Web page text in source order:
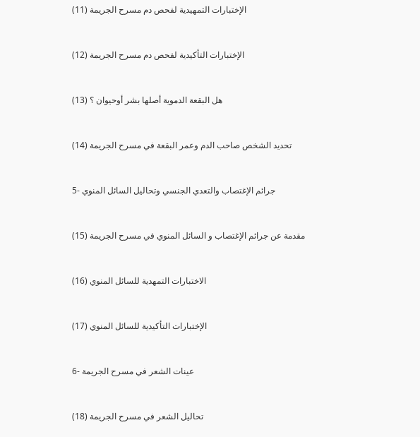
(11) الإختبارات التمهيدية لفحص دم مسرح الجريمة
(12) الإختبارات التأكيدية لفحص دم مسرح الجريمة
(13) هل البقعة الدموية أصلها بشر أوحيوان ؟
(14) تحديد الشخص صاحب الدم وعمر البقعة في مسرح الجريمة
5- جرائم الإغتصاب والتعدي الجنسي وتحاليل السائل المنوي
(15) مقدمة عن جرائم الإغتصاب و السائل المنوي في مسرح الجريمة
(16) الاختبارات التمهدية للسائل المنوي
(17) الإختبارات التأكيدية للسائل المنوي
6- عينات الشعر في مسرح الجريمة
(18) تحاليل الشعر في مسرح الجريمة